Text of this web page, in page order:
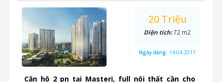
Căn hộ 2 pn tại Masteri, full nội thất cần cho
20 Triệu
Diện tích:72 m2
Ngày đăng: 14-04-2017